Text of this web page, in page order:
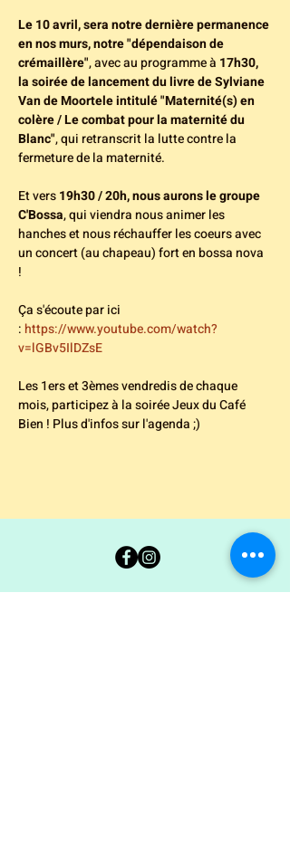
Le 10 avril, sera notre dernière permanence
en nos murs, notre "dépendaison de
crémaillère", avec au programme à 17h30,
la soirée de lancement du livre de Sylviane
Van de Moortele intitulé "Maternité(s) en
colère / Le combat pour la maternité du
Blanc", qui retranscrit la lutte contre la
fermeture de la maternité.
Et vers 19h30 / 20h, nous aurons le groupe
C'Bossa, qui viendra nous animer les
hanches et nous réchauffer les coeurs avec
un concert (au chapeau) fort en bossa nova
!
Ça s'écoute par ici
: https://www.youtube.com/watch?
v=lGBv5IlDZsE
Les 1ers et 3èmes vendredis de chaque
mois, participez à la soirée Jeux du Café
Bien ! Plus d'infos sur l'agenda ;)